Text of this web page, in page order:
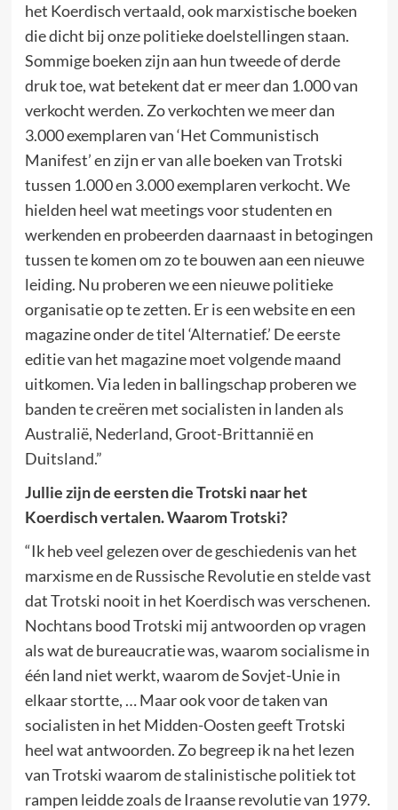
het Koerdisch vertaald, ook marxistische boeken
die dicht bij onze politieke doelstellingen staan.
Sommige boeken zijn aan hun tweede of derde
druk toe, wat betekent dat er meer dan 1.000 van
verkocht werden. Zo verkochten we meer dan
3.000 exemplaren van ‘Het Communistisch
Manifest’ en zijn er van alle boeken van Trotski
tussen 1.000 en 3.000 exemplaren verkocht. We
hielden heel wat meetings voor studenten en
werkenden en probeerden daarnaast in betogingen
tussen te komen om zo te bouwen aan een nieuwe
leiding. Nu proberen we een nieuwe politieke
organisatie op te zetten. Er is een website en een
magazine onder de titel ‘Alternatief.’ De eerste
editie van het magazine moet volgende maand
uitkomen. Via leden in ballingschap proberen we
banden te creëren met socialisten in landen als
Australië, Nederland, Groot-Brittannië en
Duitsland.”
Jullie zijn de eersten die Trotski naar het
Koerdisch vertalen. Waarom Trotski?
“Ik heb veel gelezen over de geschiedenis van het
marxisme en de Russische Revolutie en stelde vast
dat Trotski nooit in het Koerdisch was verschenen.
Nochtans bood Trotski mij antwoorden op vragen
als wat de bureaucratie was, waarom socialisme in
één land niet werkt, waarom de Sovjet-Unie in
elkaar stortte, … Maar ook voor de taken van
socialisten in het Midden-Oosten geeft Trotski
heel wat antwoorden. Zo begreep ik na het lezen
van Trotski waarom de stalinistische politiek tot
rampen leidde zoals de Iraanse revolutie van 1979.